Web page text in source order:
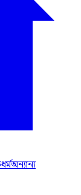
ধর্মঅন্যান্য